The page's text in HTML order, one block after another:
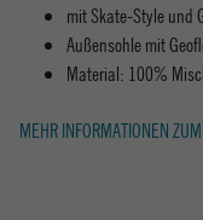
mit Skate-Style und
Außensohle mit
Material: 100%
MEHR INFORMATIONEN